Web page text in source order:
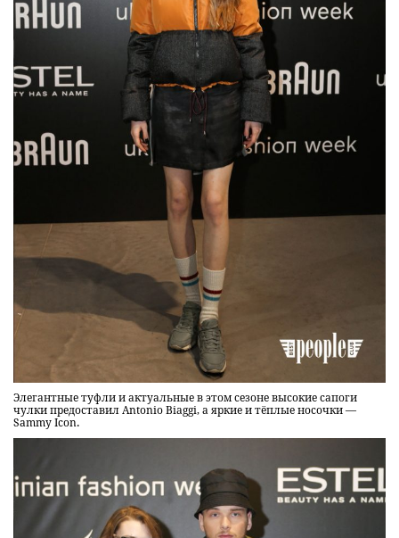
Элегантные туфли и актуальные в этом сезоне высокие сапоги
чулки предоставил Antonio Biaggi, а яркие и тёплые носочки —
Sammy Icon.